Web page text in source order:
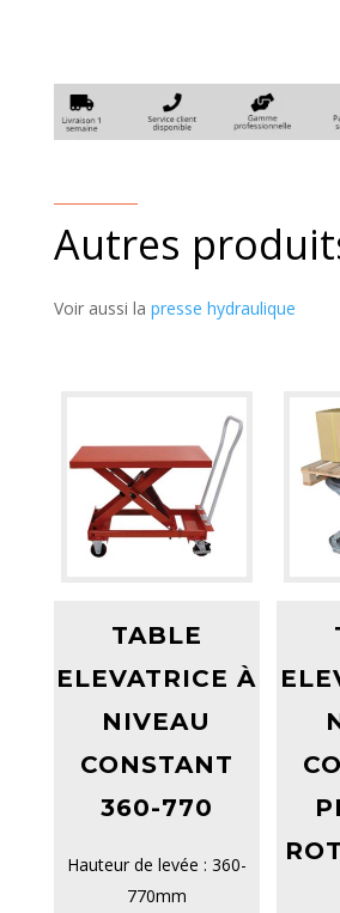
Autres
Voir aussi la presse hydraulique
TABLE
ELEVATRICE À
NIVEAU
CONSTANT
360-770
Hauteur de levée : 360-
770mm